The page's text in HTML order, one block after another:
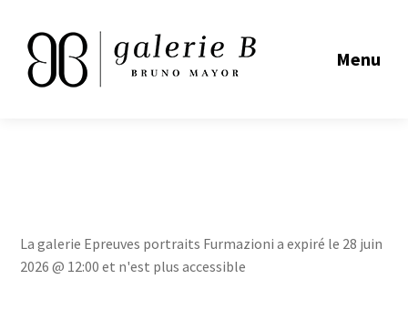
Menu
La galerie Epreuves portraits Furmazioni a expiré le 28 juin
2026 @ 12:00 et n'est plus accessible